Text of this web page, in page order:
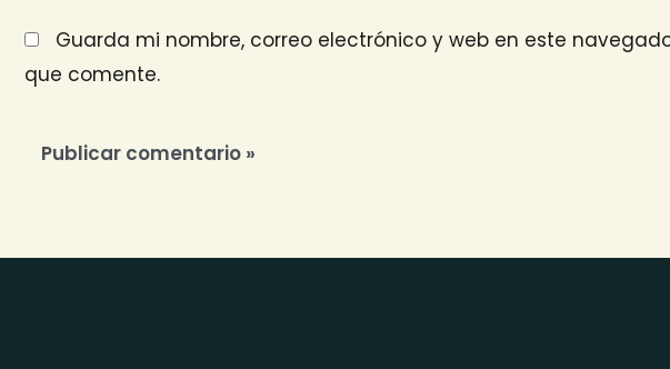
Guarda mi nombre, correo electrónico y web en este
que comente.